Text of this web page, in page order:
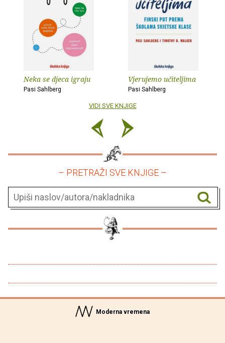
Neka se djeca igraju
Pasi Sahlberg
Vjerujemo učiteljima
Pasi Sahlberg
VIDI SVE KNJIGE
– PRETRAŽI SVE KNJIGE –
Moderna vremena